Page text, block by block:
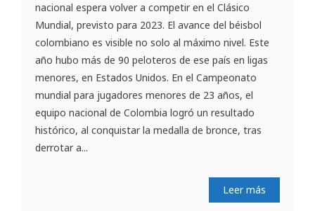
nacional espera volver a competir en el Clásico
Mundial, previsto para 2023. El avance del béisbol
colombiano es visible no solo al máximo nivel. Este
año hubo más de 90 peloteros de ese país en ligas
menores, en Estados Unidos. En el Campeonato
mundial para jugadores menores de 23 años, el
equipo nacional de Colombia logró un resultado
histórico, al conquistar la medalla de bronce, tras
derrotar a...
Leer más